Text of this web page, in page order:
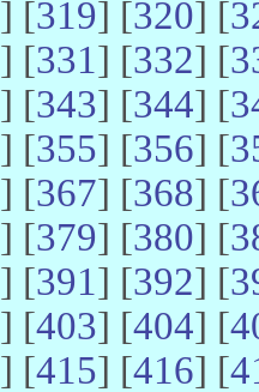
] [319] [320] [
] [331] [332] [
] [343] [344] [
] [355] [356] [
] [367] [368] [
] [379] [380] [
] [391] [392] [
] [403] [404] [
] [415] [416] [